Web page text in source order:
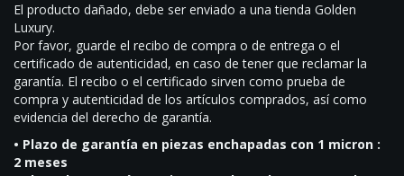
El producto dañado, debe ser enviado a una tienda Golden
Luxury.
Por favor, guarde el recibo de compra o de entrega o el
certificado de autenticidad, en caso de tener que reclamar la
garantía. El recibo o el certificado sirven como prueba de
compra y autenticidad de los artículos comprados, así como
evidencia del derecho de garantía.
• Plazo de garantía en piezas enchapadas con 1 micron :
2 meses